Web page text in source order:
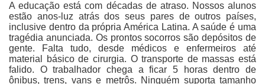
A educação está com décadas de atraso. Nossos alunos
estão anos-luz atrás dos seus pares de outros países,
inclusive dentro da própria América Latina. A saúde é uma
tragédia anunciada. Os prontos socorros são depósitos de
gente. Falta tudo, desde médicos e enfermeiros até
material básico de cirurgia. O transporte de massas está
falido. O trabalhador chega a ficar 5 horas dentro de
ônibus, trens, vans e metrôs. Ninguém suporta tamanho